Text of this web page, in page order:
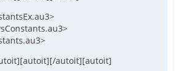
autoit][autoit]